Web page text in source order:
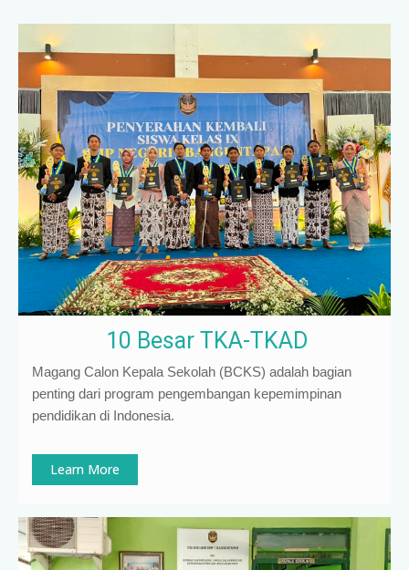
10 Besar TKA-TKAD
Magang Calon Kepala Sekolah (BCKS) adalah bagian
penting dari program pengembangan kepemimpinan
pendidikan di Indonesia.
Learn More